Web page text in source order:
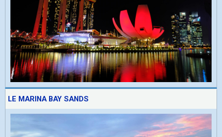
LE MARINA BAY SANDS